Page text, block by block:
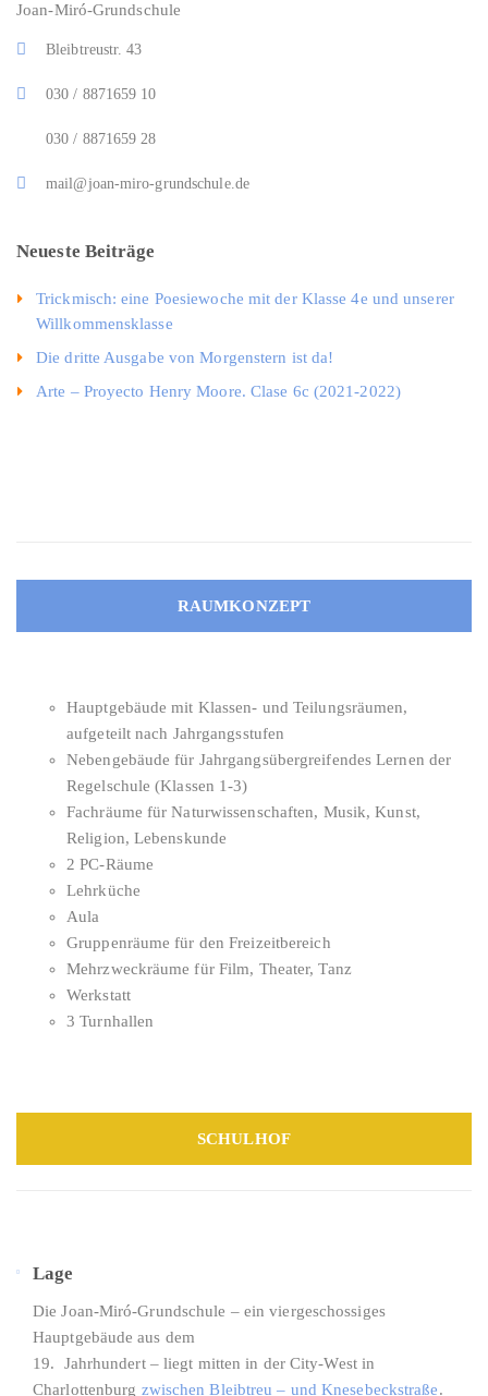
RAUMKONZEPT
Hauptgebäude mit Klassen- und Teilungsräumen,
aufgeteilt nach Jahrgangsstufen
Nebengebäude für Jahrgangsübergreifendes Lernen der
Regelschule (Klassen 1-3)
Fachräume für Naturwissenschaften, Musik, Kunst,
Religion, Lebenskunde
2 PC-Räume
Lehrküche
Aula
Gruppenräume für den Freizeitbereich
Mehrzweckräume für Film, Theater, Tanz
Werkstatt
3 Turnhallen
SCHULHOF
Lage
Die Joan-Miró-Grundschule – ein viergeschossiges
Hauptgebäude aus dem
19. Jahrhundert – liegt mitten in der City-West in
Charlottenburg zwischen Bleibtreu – und Knesebeckstraße.
Joan-Miró-Grundschule
Bleibtreustr. 43
030 / 8871659 10
030 / 8871659 28
mail@joan-miro-grundschule.de
Neueste Beiträge
Trickmisch: eine Poesiewoche mit der Klasse 4e und unserer
Willkommensklasse
Die dritte Ausgabe von Morgenstern ist da!
Arte – Proyecto Henry Moore. Clase 6c (2021-2022)